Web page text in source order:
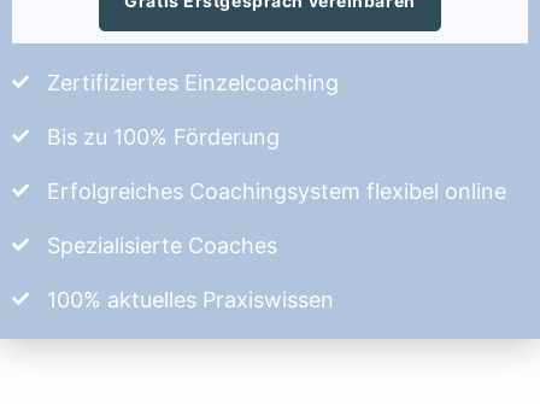
Zertifiziertes Einzelcoaching
Bis zu 100% Förderung
Erfolgreiches Coachingsystem flexibel online
Spezialisierte Coaches
100% aktuelles Praxiswissen